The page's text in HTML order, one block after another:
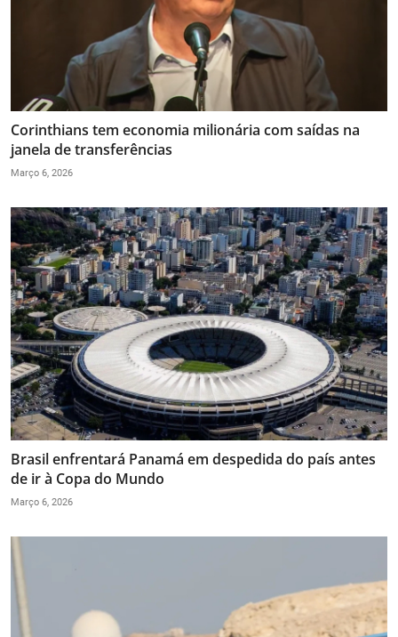
Corinthians tem economia milionária com saídas na
janela de transferências
Março 6, 2026
Brasil enfrentará Panamá em despedida do país antes
de ir à Copa do Mundo
Março 6, 2026